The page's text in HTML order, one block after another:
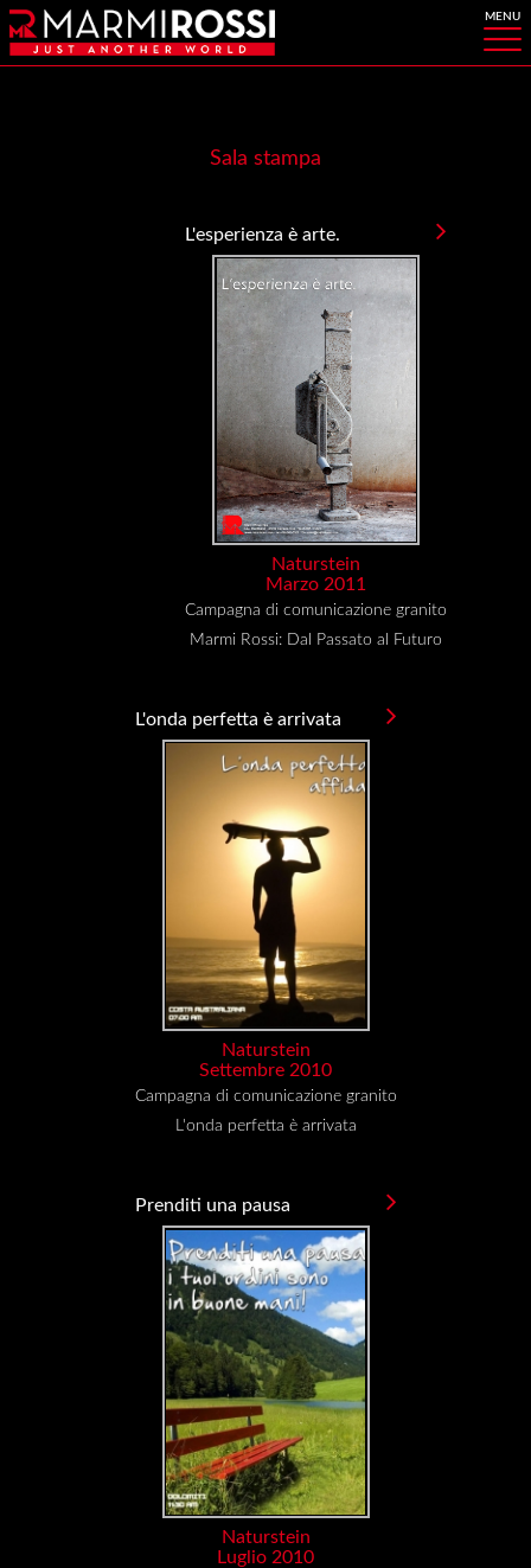
Sala stampa
L'esperienza è arte.
Naturstein
Marzo 2011
Campagna di comunicazione granito
Marmi Rossi: Dal Passato al Futuro
L'onda perfetta è arrivata
Naturstein
Settembre 2010
Campagna di comunicazione granito
L'onda perfetta è arrivata
Prenditi una pausa
Naturstein
Luglio 2010